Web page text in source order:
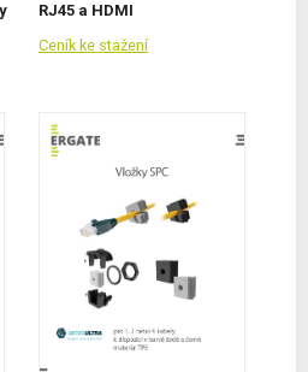
RJ45 a HDMI
Ceník ke stažení